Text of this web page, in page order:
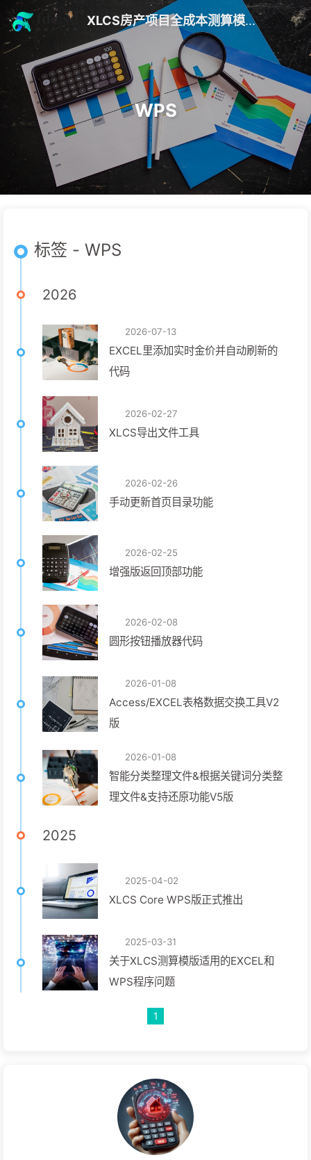
XLCS房产项目全成本测算模版 V10
WPS
标签 - WPS
2026
2026-07-13
EXCEL里添加实时金价并自动刷新的
代码
2026-02-27
XLCS导出文件工具
2026-02-26
手动更新首页目录功能
2026-02-25
增强版返回顶部功能
2026-02-08
圆形按钮播放器代码
2026-01-08
Access/EXCEL表格数据交换工具V2
版
2026-01-08
智能分类整理文件&根据关键词分类整
理文件&支持还原功能V5版
2025
2025-04-02
XLCS Core WPS版正式推出
2025-03-31
关于XLCS测算模版适用的EXCEL和
WPS程序问题
1